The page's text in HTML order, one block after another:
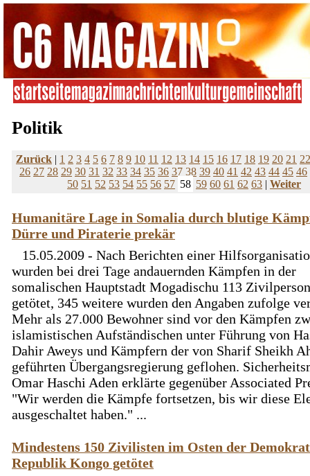
Politik
Zurück | 1 2 3 4 5 6 7 8 9 10 11 12 13 14 15 16 17 18 19 20 21 22
26 27 28 29 30 31 32 33 34 35 36 37 38 39 40 41 42 43 44 45 46
50 51 52 53 54 55 56 57 58 59 60 61 62 63 | Weiter
Humanitäre Lage in Somalia durch blutige
Dürre und Piraterie prekär
15.05.2009 - Nach Berichten einer
wurden bei drei Tage andauernden Kämpfen in der
somalischen Hauptstadt Mogadischu 113
getötet, 345 weitere wurden den Angaben zufolge
Mehr als 27.000 Bewohner sind vor den Kämpfen
islamistischen Aufständischen unter Führung von
Dahir Aweys und Kämpfern der von Sharif Sheikh
geführten Übergangsregierung geflohen.
Omar Haschi Aden erklärte gegenüber Associated
"Wir werden die Kämpfe fortsetzen, bis wir diese
ausgeschaltet haben." ...
Mindestens 150 Zivilisten im Osten der
Republik Kongo getötet